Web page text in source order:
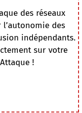
des réseaux
des
indépendants.
sur votre
!